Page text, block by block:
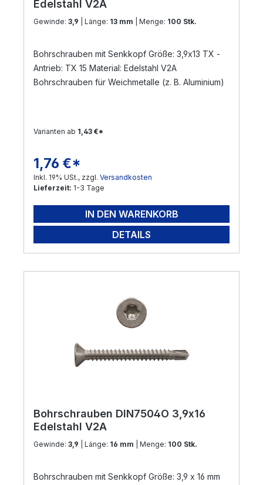
Edelstahl V2A
Gewinde: 3,9 | Länge: 13 mm | Menge: 100 Stk.
Bohrschrauben mit Senkkopf Größe: 3,9x13 TX -
Antrieb: TX 15 Material: Edelstahl V2A
Bohrschrauben für Weichmetalle (z. B. Aluminium)
Varianten ab 1,43 €*
Regulärer Preis:
1,76 €*
Inkl. 19% USt., zzgl. Versandkosten
Lieferzeit: 1-3 Tage
IN DEN WARENKORB
DETAILS
Bohrschrauben DIN7504O 3,9x16
Edelstahl V2A
Gewinde: 3,9 | Länge: 16 mm | Menge: 100 Stk.
Bohrschrauben mit Senkkopf Größe: 3,9 x 16 mm